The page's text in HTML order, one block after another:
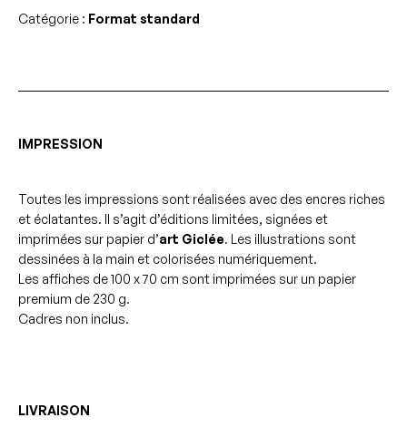
Catégorie : Format standard
IMPRESSION
Toutes les impressions sont réalisées avec des encres riches
et éclatantes. Il s’agit d’éditions limitées, signées et
imprimées sur papier d’art Giclée. Les illustrations sont
dessinées à la main et colorisées numériquement.
Les affiches de 100 x 70 cm sont imprimées sur un papier
premium de 230 g.
Cadres non inclus.
LIVRAISON